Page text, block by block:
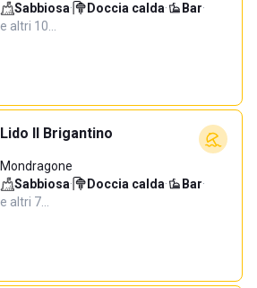
Sabbiosa· Doccia calda· Bar·
e altri 10…
Lido Il Brigantino
Mondragone
Sabbiosa· Doccia calda· Bar·
e altri 7…